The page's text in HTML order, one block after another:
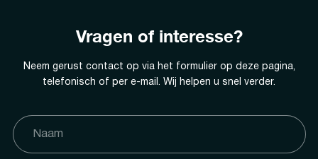
Vragen of interesse?
Neem gerust contact op via het formulier op deze pagina,
telefonisch of per e-mail. Wij helpen u snel verder.